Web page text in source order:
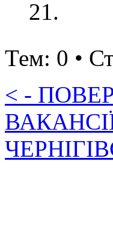
21.
Тем: 0 •
< -